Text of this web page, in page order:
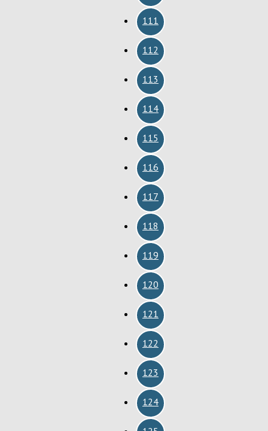
111
112
113
114
115
116
117
118
119
120
121
122
123
124